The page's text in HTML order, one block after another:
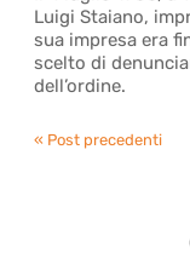
Luigi Staiano,
sua impresa era
scelto di
dell’ordine.
« Post precedenti